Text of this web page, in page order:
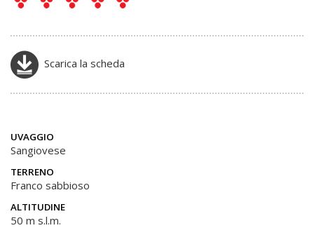
Scarica la scheda
UVAGGIO
Sangiovese
TERRENO
Franco sabbioso
ALTITUDINE
50 m s.l.m.